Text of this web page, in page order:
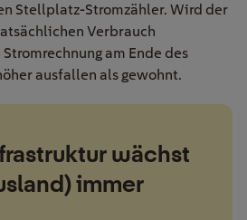
Stellplatz-Stromzähler. Wird der
Verbrauch
am Ende des
ausfallen als gewohnt.
wächst
immer